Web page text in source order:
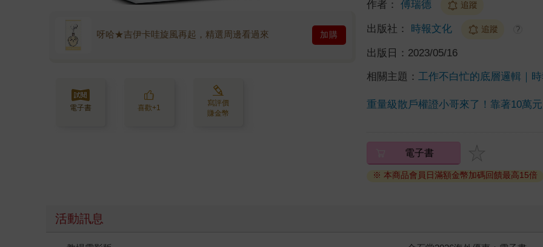
呀哈★吉伊卡哇旋風再起，精選周邊看過來 加購
電子書 喜歡+1
寫評價
賺金幣
作者： 傅瑞德 追蹤
出版社： 時報文化 追蹤 ?
出版日： 2023/05/16
相關主題： 工作不白忙的底層邏輯｜
重量級散戶權證小哥來了！靠著10萬
電子書
※ 本商品會員日滿額金幣加碼回饋最高15倍
活動訊息